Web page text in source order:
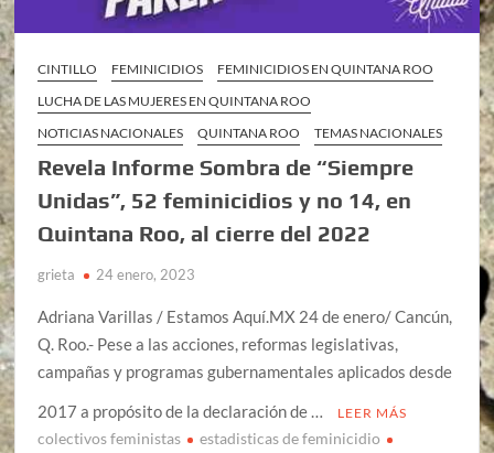
CINTILLO FEMINICIDIOS
FEMINICIDIOS EN QUINTANA ROO
LUCHA DE LAS MUJERES EN QUINTANA ROO
NOTICIAS NACIONALES
QUINTANA ROO TEMAS NACIONALES
Revela Informe Sombra de “Siempre
Unidas”, 52 feminicidios y no 14, en
Quintana Roo, al cierre del 2022
grieta 24 enero, 2023
Adriana Varillas / Estamos Aquí.MX 24 de enero/ Cancún,
Q. Roo.- Pese a las acciones, reformas legislativas,
campañas y programas gubernamentales aplicados desde
2017 a propósito de la declaración de …
LEER MÁS
colectivos feministas
estadisticas de feminicidio